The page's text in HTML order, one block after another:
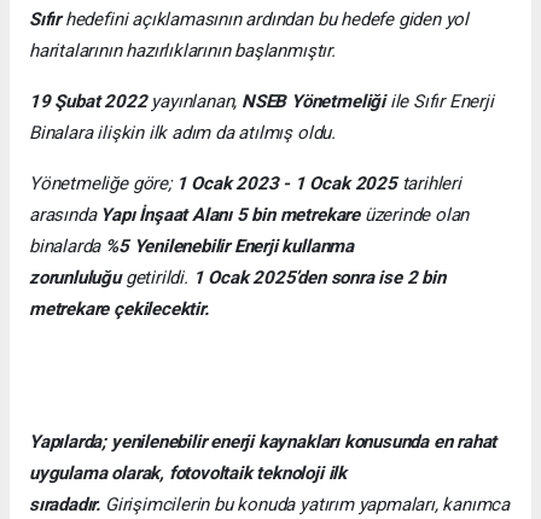
Sıfırhedefini açıklamasının ardından bu hedefe giden yol
haritalarının hazırlıklarının başlanmıştır.
19 Şubat 2022 yayınlanan, NSEB Yönetmeliğiile Sıfır Enerji
Binalara ilişkin ilk adım da atılmış oldu.
Yönetmeliğe göre; 1 Ocak 2023 - 1 Ocak 2025 tarihleri
arasında Yapı İnşaat Alanı 5 bin metrekare üzerinde olan
binalarda%5 Yenilenebilir Enerji kullanma
zorunluluğugetirildi. 1 Ocak 2025’den sonra ise 2 bin
metrekare çekilecektir.
Yapılarda; yenilenebilir enerji kaynakları konusunda en rahat
uygulama olarak, fotovoltaik teknoloji ilk
sıradadır. Girişimcilerin bu konuda yatırım yapmaları, kanımca